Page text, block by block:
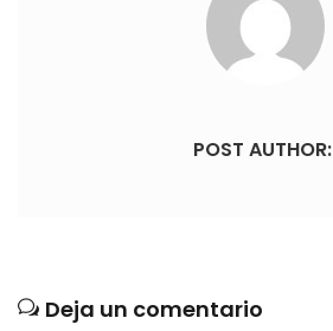
POST AUTHOR:
Deja un comentario